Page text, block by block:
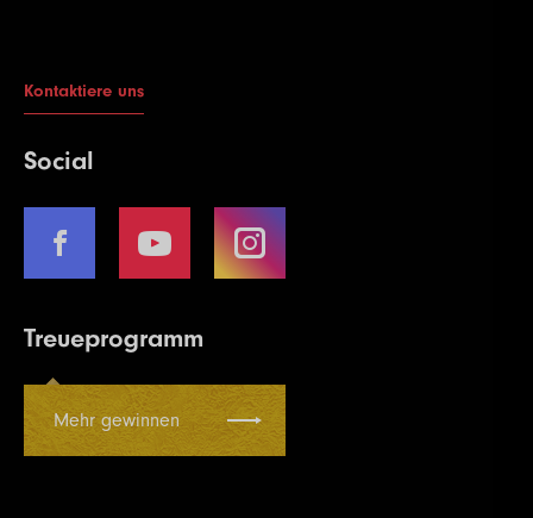
Kontaktiere uns
Social
Treueprogramm
Mehr gewinnen